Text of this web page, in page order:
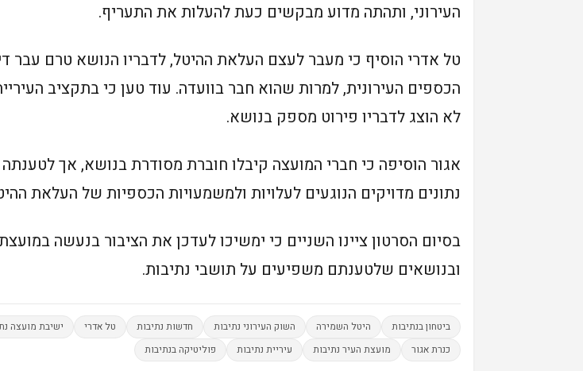
העירוני, ותהתה מדוע מבקשים כעת להעלות את התעריף.
טל אדרי הוסיף כי מעבר לעצם העלאת ההיטל, לדבריו הנושא טרם עבר
לא הוצג לדבריו פירוט מספק בנושא.
אגור הוסיפה כי חברי המועצה קיבלו חוברת מסודרת בנושא, אך
נתונים מדויקים הנוגעים לעלויות ולמשמעויות הכספיות של העלאת
בסיום הסרטון ציינו השניים כי ימשיכו לעדכן את הציבור בנעשה
ובנושאים שלטענתם משפיעים על תושבי נתיבות.
ביטחון בנתיבות היטל השמירה השוק העירוני נתיבות חדשות נתיבות טל אדרי
ישיבת מועצה
כנרת אגור
מועצת העיר נתיבות עיריית נתיבות פוליטיקה בנתיבות